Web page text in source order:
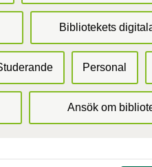
Bibliotekets
Personal
Ansök om